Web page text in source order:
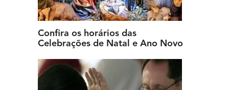
Confira os horários das
Celebrações de Natal e Ano Novo